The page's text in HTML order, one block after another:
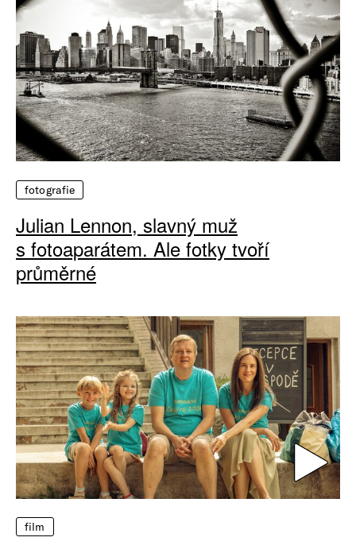
fotografie
Julian Lennon, slavný muž
s fotoaparátem. Ale fotky tvoří
průměrné
film